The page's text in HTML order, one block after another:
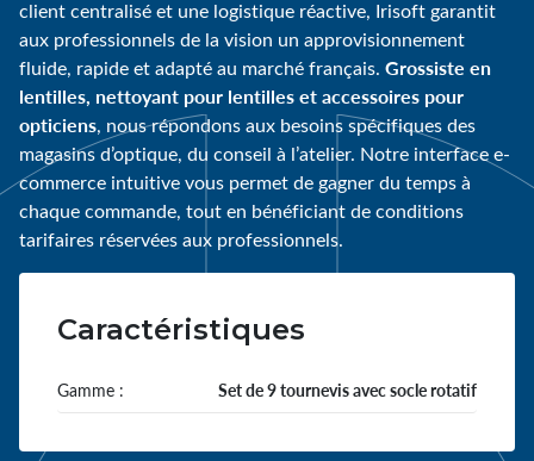
client centralisé et une logistique réactive, Irisoft garantit
aux professionnels de la vision un approvisionnement
fluide, rapide et adapté au marché français. Grossiste en
lentilles, nettoyant pour lentilles et accessoires pour
opticiens, nous répondons aux besoins spécifiques des
magasins d’optique, du conseil à l’atelier. Notre interface e-
commerce intuitive vous permet de gagner du temps à
chaque commande, tout en bénéficiant de conditions
tarifaires réservées aux professionnels.
Caractéristiques
Gamme : Set de 9 tournevis avec socle rotatif